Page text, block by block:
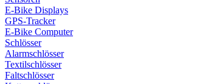
E-Bike Displays
GPS-Tracker
E-Bike Computer
Schlösser
Alarmschlösser
Textilschlösser
Faltschlösser